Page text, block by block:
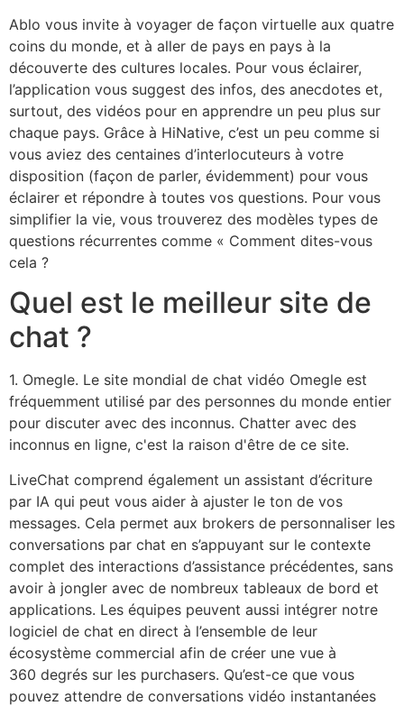
Ablo vous invite à voyager de façon virtuelle aux quatre
coins du monde, et à aller de pays en pays à la
découverte des cultures locales. Pour vous éclairer,
l’application vous suggest des infos, des anecdotes et,
surtout, des vidéos pour en apprendre un peu plus sur
chaque pays. Grâce à HiNative, c’est un peu comme si
vous aviez des centaines d’interlocuteurs à votre
disposition (façon de parler, évidemment) pour vous
éclairer et répondre à toutes vos questions. Pour vous
simplifier la vie, vous trouverez des modèles types de
questions récurrentes comme « Comment dites-vous
cela ?
Quel est le meilleur site de
chat ?
1. Omegle. Le site mondial de chat vidéo Omegle est
fréquemment utilisé par des personnes du monde entier
pour discuter avec des inconnus. Chatter avec des
inconnus en ligne, c'est la raison d'être de ce site.
LiveChat comprend également un assistant d’écriture
par IA qui peut vous aider à ajuster le ton de vos
messages. Cela permet aux brokers de personnaliser les
conversations par chat en s’appuyant sur le contexte
complet des interactions d’assistance précédentes, sans
avoir à jongler avec de nombreux tableaux de bord et
applications. Les équipes peuvent aussi intégrer notre
logiciel de chat en direct à l’ensemble de leur
écosystème commercial afin de créer une vue à
360 degrés sur les purchasers. Qu’est-ce que vous
pouvez attendre de conversations vidéo instantanées